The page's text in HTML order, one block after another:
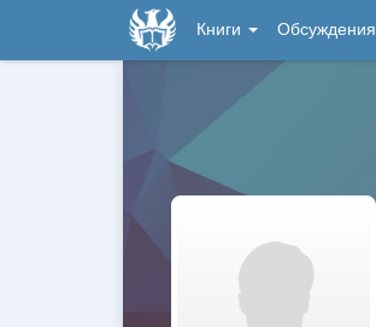
Книги Обсуждения